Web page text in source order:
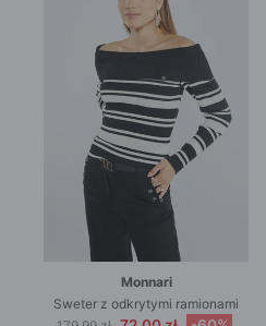
Monnari
Sweter z odkrytymi ramionami